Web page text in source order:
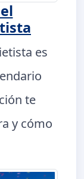
es
te
y cómo